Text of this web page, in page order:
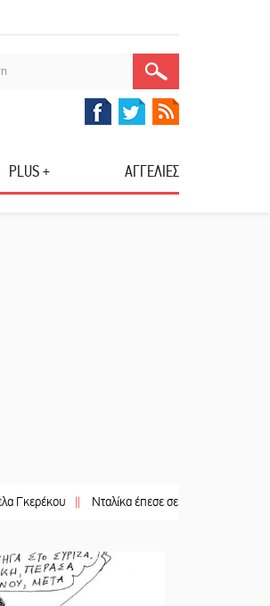
PLUS + ΑΓΓΕΛΙΕΣ
|| Νταλίκα έπεσε σε γκρεμό στον Κλαδά: Νεκρός ο